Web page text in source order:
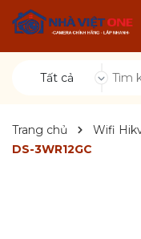
Tất cả
Trang chủ Wifi
DS-3WR12GC